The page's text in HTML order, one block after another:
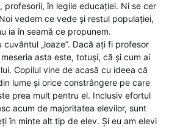
profesorii, în legile educației. Ni se cer
vedem ce vede și restul populației,
ia în seamă ce propunem.
„loaze”. Dacă ați fi profesor
asta este, totuși, că și cum ai
Copilul vine de acasă cu ideea că
lume și orice constrângere pe care
prea mult pentru el. Inclusiv efortul
acum de majoritatea elevilor, sunt
în minte alt tip de elev. Și eu am elevi